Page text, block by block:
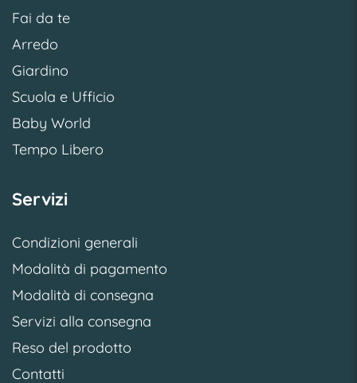
Fai da te
Arredo
Giardino
Scuola e Ufficio
Baby World
Tempo Libero
Servizi
Condizioni generali
Modalità di pagamento
Modalità di consegna
Servizi alla consegna
Reso del prodotto
Contatti